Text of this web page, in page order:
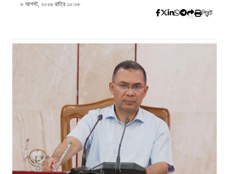
৮ আগস্ট, ২০২৬ রাত্রি ১০:০৮
প্রিন্ট